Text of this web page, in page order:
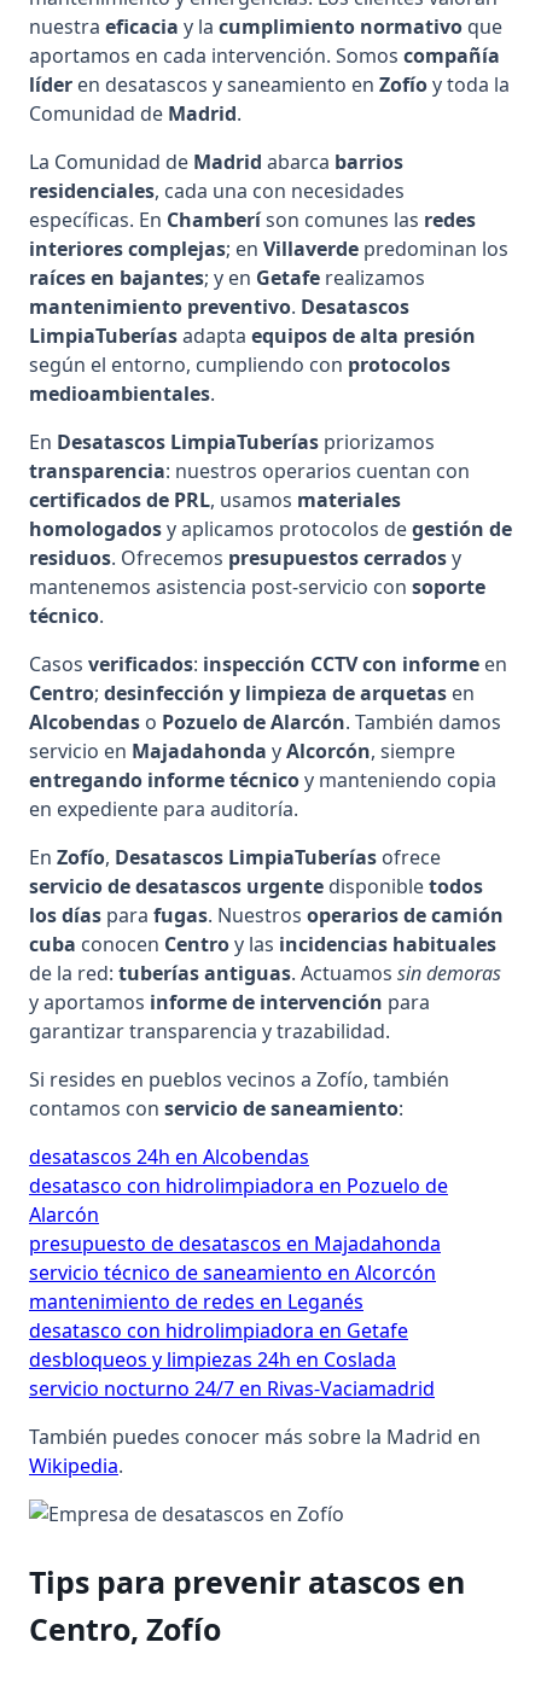
nuestra eficacia y la cumplimiento normativo que
aportamos en cada intervención. Somos compañía
líder en desatascos y saneamiento en Zofíoy toda la
Comunidad de Madrid.
La Comunidad de Madrid abarca barrios
residenciales, cada una con necesidades
específicas. En Chamberíson comunes las redes
interiores complejas; en Villaverde predominan los
raíces en bajantes; y en Getafe realizamos
mantenimiento preventivo. Desatascos
LimpiaTuberíasadapta equipos de alta presión
según el entorno, cumpliendo con protocolos
medioambientales.
En Desatascos LimpiaTuberías priorizamos
transparencia: nuestros operarios cuentan con
certificados de PRL, usamos materiales
homologadosy aplicamos protocolos degestión de
residuos. Ofrecemos presupuestos cerradosy
mantenemos asistencia post-servicio con soporte
técnico.
Casos verificados: inspección CCTV con informe en
Centro; desinfección y limpieza de arquetas en
Alcobendas o Pozuelo de Alarcón. También damos
servicio en Majadahonda yAlcorcón, siempre
entregando informe técnicoy manteniendo copia
en expediente para auditoría.
En Zofío, Desatascos LimpiaTuberías ofrece
servicio de desatascos urgente disponibletodos
los días para fugas. Nuestros operarios de camión
cuba conocen Centroy las incidencias habituales
de la red: tuberías antiguas. Actuamos sin demoras
y aportamos informe de intervención para
garantizar transparencia y trazabilidad.
Si resides en pueblos vecinos a Zofío, también
contamos con servicio de saneamiento:
desatascos 24h en Alcobendas
desatasco con hidrolimpiadora en Pozuelo de
Alarcón
presupuesto de desatascos en Majadahonda
servicio técnico de saneamiento en Alcorcón
mantenimiento de redes en Leganés
desatasco con hidrolimpiadora en Getafe
desbloqueos y limpiezas 24h en Coslada
servicio nocturno 24/7 en Rivas-Vaciamadrid
También puedes conocer más sobre la Madrid en
Wikipedia.
Tips para prevenir atascos en
Centro, Zofío